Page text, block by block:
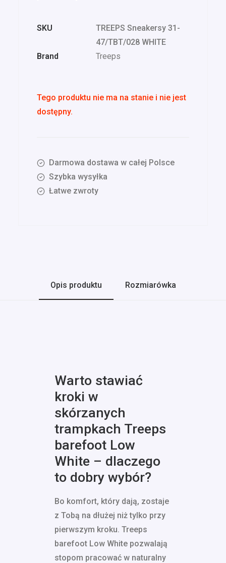
SKU
TREEPS Sneakersy 31-
47/TBT/028 WHITE
Brand
Treeps
Tego produktu nie ma na stanie i nie jest
dostępny.
Darmowa dostawa w całej Polsce
Szybka wysyłka
Łatwe zwroty
Opis produktu Rozmiarówka
Warto stawiać
kroki w
skórzanych
trampkach Treeps
barefoot Low
White – dlaczego
to dobry wybór?
Bo komfort, który dają, zostaje
z Tobą na dłużej niż tylko przy
pierwszym kroku. Treeps
barefoot Low White pozwalają
stopom pracować w naturalny